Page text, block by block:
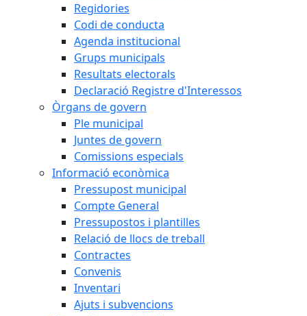
Regidories
Codi de conducta
Agenda institucional
Grups municipals
Resultats electorals
Declaració Registre d'Interessos
Òrgans de govern
Ple municipal
Juntes de govern
Comissions especials
Informació econòmica
Pressupost municipal
Compte General
Pressupostos i plantilles
Relació de llocs de treball
Contractes
Convenis
Inventari
Ajuts i subvencions